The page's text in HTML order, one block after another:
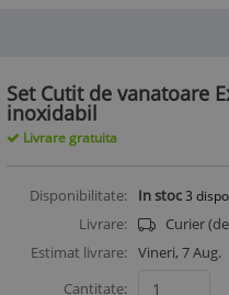
Set Cutit de vanatoare
inoxidabil
Livrare gratuita
Disponibilitate: In stoc3
Livrare: Curier
Estimat livrare: Vineri, 7 Aug.
Cantitate: